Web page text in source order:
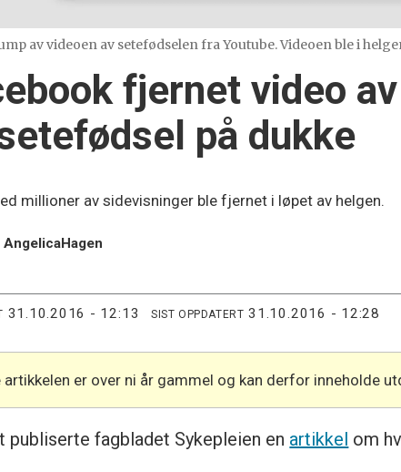
av videoen av setefødselen fra Youtube. Videoen ble i
fjernet video
på dukke
millioner av sidevisninger ble fjernet i løpet av helgen.
AngelicaHagen
31.10.2016 - 12:13 SIST OPPDATERT 31.10.2016 - 12:28
artikkelen er over ni år gammel og kan derfor inneholde
publiserte fagbladet Sykepleien en artikkel om